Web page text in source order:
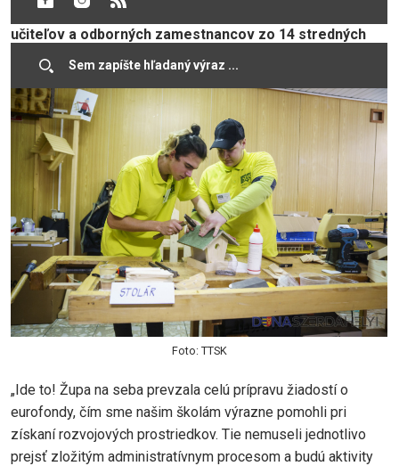
programu bude zapojených viac ako 2 800 žiakov a 330
učiteľov a odborných zamestnancov zo 14 stredných
škôl.
Foto: TTSK
„Ide to! Župa na seba prevzala celú prípravu žiadostí o
eurofondy, čím sme našim školám výrazne pomohli pri
získaní rozvojových prostriedkov. Tie nemuseli jednotlivo
prejsť zložitým administratívnym procesom a budú aktivity